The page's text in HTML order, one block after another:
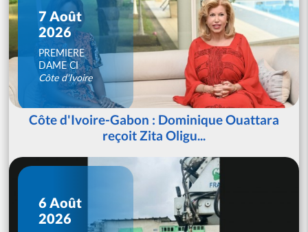
7 Août
2026
PREMIERE
DAME CI
Côte d'Ivoire
Côte d'Ivoire-Gabon : Dominique Ouattara
reçoit Zita Oligu...
6 Août
2026